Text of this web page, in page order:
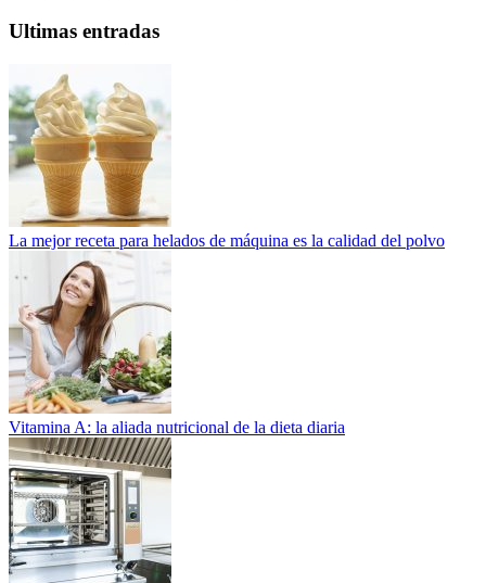
Ultimas entradas
La mejor receta para helados de máquina es la calidad del polvo
Vitamina A: la aliada nutricional de la dieta diaria